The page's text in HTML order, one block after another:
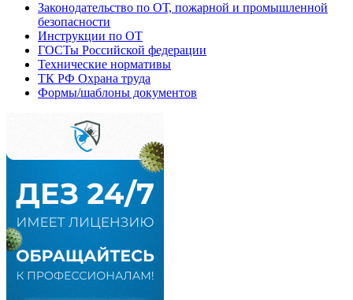
Законодательство по ОТ, пожарной и промышленной
безопасности
Инструкции по ОТ
ГОСТы Российской федерации
Технические нормативы
ТК РФ Охрана труда
Формы/шаблоны документов